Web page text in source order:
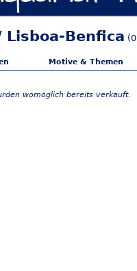
Benfica
Motive & Themen
womöglich bereits verkauft.